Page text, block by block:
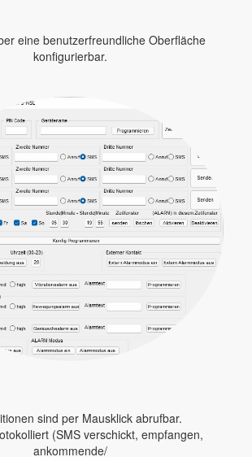
eine benutzerfreundliche Oberfläche
konfigurierbar.
sind per Mausklick abrufbar.
(SMS verschickt, empfangen,
ankommende/